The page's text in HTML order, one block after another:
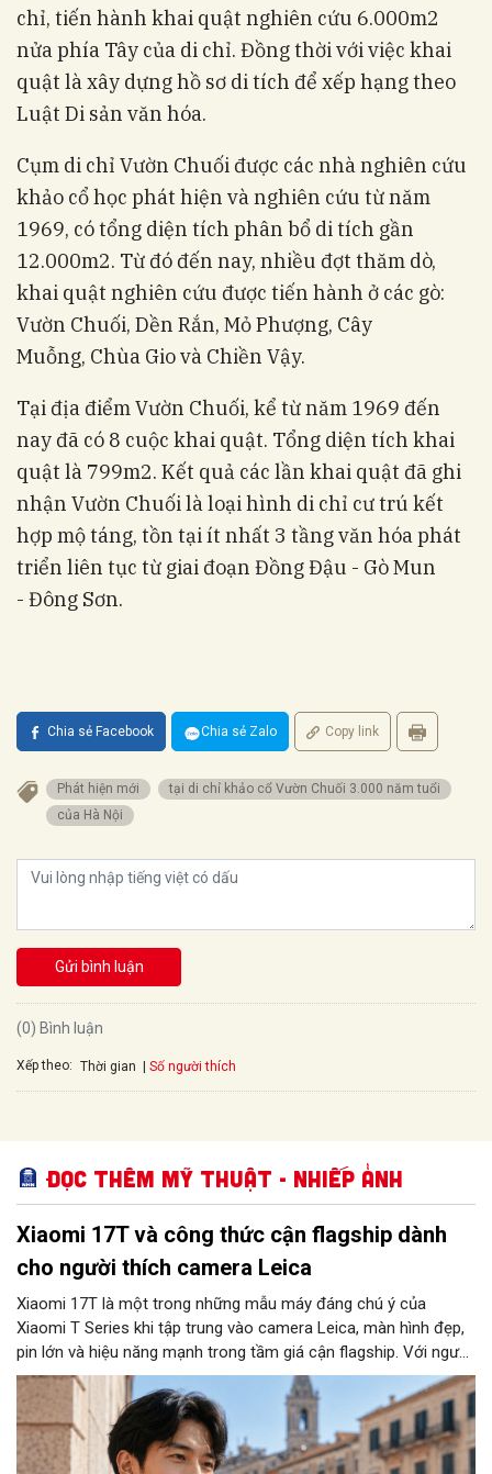
chỉ, tiến hành khai quật nghiên cứu 6.000m2
nửa phía Tây của di chỉ. Đồng thời với việc khai
quật là xây dựng hồ sơ di tích để xếp hạng theo
Luật Di sản văn hóa.
Cụm di chỉ Vườn Chuối được các nhà nghiên cứu
khảo cổ học phát hiện và nghiên cứu từ năm
1969, có tổng diện tích phân bổ di tích gần
12.000m2. Từ đó đến nay, nhiều đợt thăm dò,
khai quật nghiên cứu được tiến hành ở các gò:
Vườn Chuối, Dền Rắn, Mỏ Phượng, Cây
Muỗng, Chùa Gio và Chiền Vậy.
Tại địa điểm Vườn Chuối, kể từ năm 1969 đến
nay đã có 8 cuộc khai quật. Tổng diện tích khai
quật là 799m2. Kết quả các lần khai quật đã ghi
nhận Vườn Chuối là loại hình di chỉ cư trú kết
hợp mộ táng, tồn tại ít nhất 3 tầng văn hóa phát
triển liên tục từ giai đoạn Đồng Đậu - Gò Mun
- Đông Sơn.
Chia sẻ Facebook Chia sẻ Zalo Copy link
Phát hiện mới
tại di chỉ khảo cổ Vườn Chuối 3.000 năm tuổi
của Hà Nội
Gửi bình luận
(0) Bình luận
Xếp theo: Thời gian Số người thích
Đọc thêm Mỹ thuật - Nhiếp ảnh
Xiaomi 17T và công thức cận flagship dành
cho người thích camera Leica
Xiaomi 17T là một trong những mẫu máy đáng chú ý của
Xiaomi T Series khi tập trung vào camera Leica, màn hình đẹp,
pin lớn và hiệu năng mạnh trong tầm giá cận flagship. Với người
dùng muốn một chiếc điện thoại phục vụ tốt chụp ảnh, giải trí,
học tập và làm việc, Xiaomi 17T mang đến nhiều điểm đáng
cân nhắc.